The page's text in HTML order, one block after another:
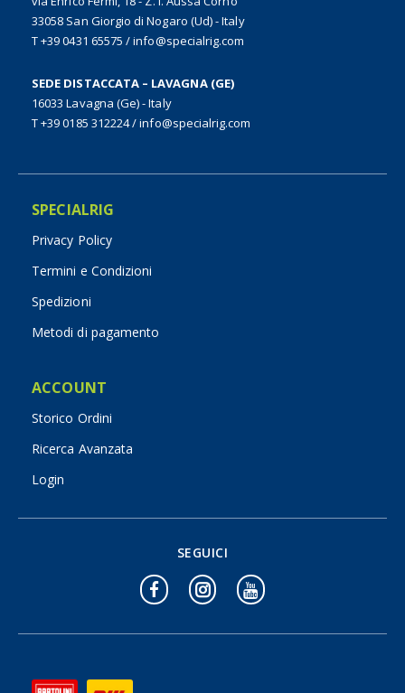
33058 San Giorgio di Nogaro (Ud) - Italy
T +39 0431 65575 /info@specialrig.com
SEDE DISTACCATA – LAVAGNA (GE)
16033 Lavagna (Ge) - Italy
T +39 0185 312224/info@specialrig.com
SPECIALRIG
Privacy Policy
Termini e Condizioni
Spedizioni
Metodi di pagamento
ACCOUNT
Storico Ordini
Ricerca Avanzata
Login
SEGUICI